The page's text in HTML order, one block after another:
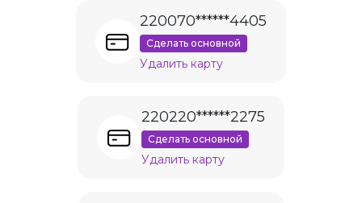
220070******4405
Сделать основной
Удалить карту
220220******2275
Сделать основной
Удалить карту